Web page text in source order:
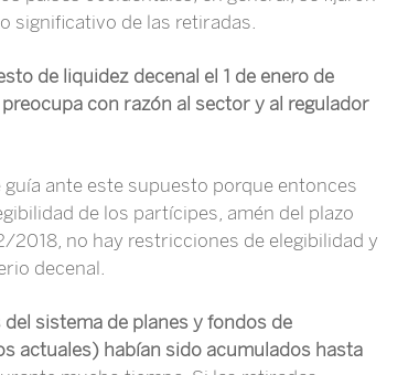
significativo de las retiradas.
de liquidez decenal el 1 de enero de
con razón al sector y al regulador
ante este supuesto porque entonces
de los partícipes, amén del plazo
2018, no hay restricciones de elegibilidad y
decenal.
sistema de planes y fondos de
actuales) habían sido acumulados hasta